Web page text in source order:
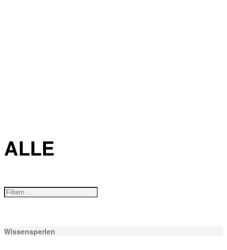
ALLE
Wissensperlen